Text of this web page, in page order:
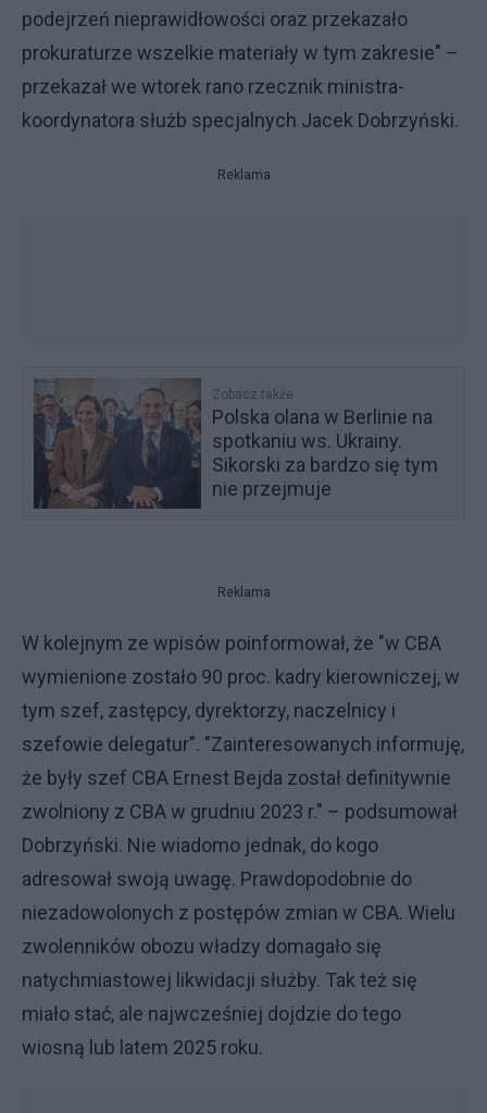
podejrzeń nieprawidłowości oraz przekazało
prokuraturze wszelkie materiały w tym zakresie" –
przekazał we wtorek rano rzecznik ministra-
koordynatora służb specjalnych Jacek Dobrzyński.
Reklama
Zobacz także
Polska olana w Berlinie na
spotkaniu ws. Ukrainy.
Sikorski za bardzo się tym
nie przejmuje
Reklama
W kolejnym ze wpisów poinformował, że "w CBA
wymienione zostało 90 proc. kadry kierowniczej, w
tym szef, zastępcy, dyrektorzy, naczelnicy i
szefowie delegatur". "Zainteresowanych informuję,
że były szef CBA Ernest Bejda został definitywnie
zwolniony z CBA w grudniu 2023 r." – podsumował
Dobrzyński. Nie wiadomo jednak, do kogo
adresował swoją uwagę. Prawdopodobnie do
niezadowolonych z postępów zmian w CBA. Wielu
zwolenników obozu władzy domagało się
natychmiastowej likwidacji służby. Tak też się
miało stać, ale najwcześniej dojdzie do tego
wiosną lub latem 2025 roku.